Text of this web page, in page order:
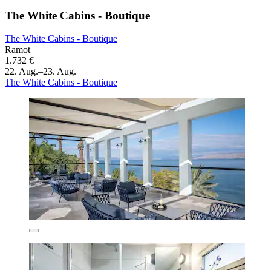
The White Cabins - Boutique
The White Cabins - Boutique
Ramot
1.732 €
22. Aug.–23. Aug.
The White Cabins - Boutique